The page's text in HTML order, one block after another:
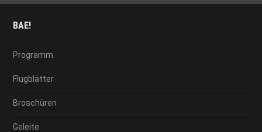
BAE!
Programm
Flugblätter
Broschüren
Geleite